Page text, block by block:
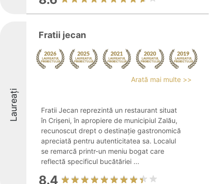
Laureați
Fratii jecan
Arată mai multe >>
Fratii Jecan reprezintă un restaurant situat
în Crișeni, în apropiere de municipiul Zalău,
recunoscut drept o destinație gastronomică
apreciată pentru autenticitatea sa. Localul
se remarcă printr-un meniu bogat care
reflectă specificul bucătăriei ...
8.4